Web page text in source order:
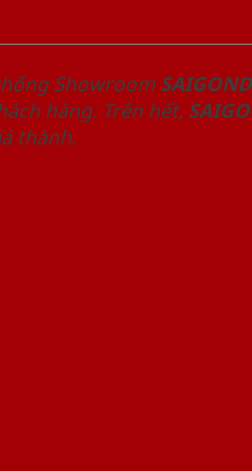
Showroom
hàng. Trên hết,
thành.